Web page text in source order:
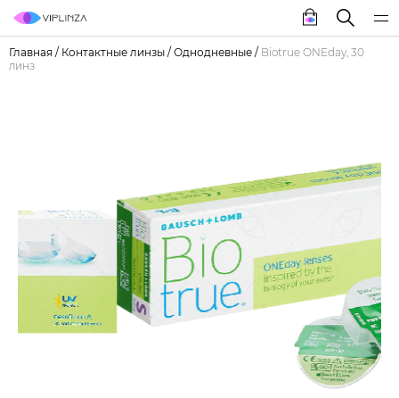
Главная / Контактные линзы / Однодневные / Biotrue ONEday, 30
линз